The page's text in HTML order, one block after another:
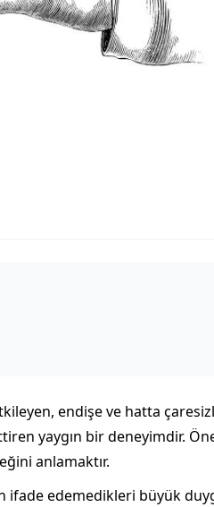
endişe ve hatta
yaygın bir deneyimdir.
anlamaktır.
ifade edemedikleri büyük